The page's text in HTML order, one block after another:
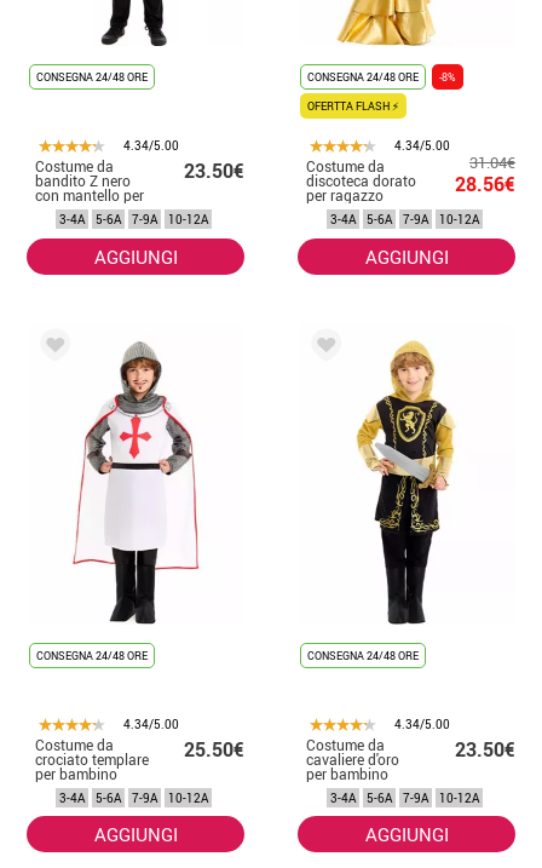
CONSEGNA 24/48 ORE
4.34/5.00
Costume da
bandito Z nero
con mantello per
bambino
23.50€
3-4A 5-6A 7-9A 10-12A
AGGIUNGI
CONSEGNA 24/48 ORE
-8%
OFERTTA FLASH ⚡
4.34/5.00
Costume da
discoteca dorato
per ragazzo
31.04€
28.56€
3-4A 5-6A 7-9A 10-12A
AGGIUNGI
CONSEGNA 24/48 ORE
4.34/5.00
Costume da
crociato templare
per bambino
25.50€
3-4A 5-6A 7-9A 10-12A
AGGIUNGI
CONSEGNA 24/48 ORE
4.34/5.00
Costume da
cavaliere d'oro
per bambino
23.50€
3-4A 5-6A 7-9A 10-12A
AGGIUNGI